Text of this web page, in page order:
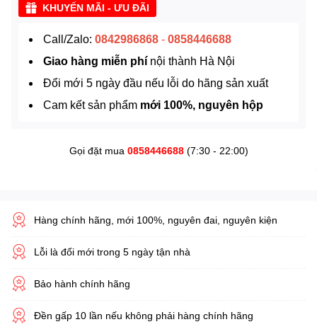
KHUYẾN MÃI - ƯU ĐÃI
Call/Zalo: 0842986868 - 0858446688
Giao hàng miễn phí nội thành Hà Nội
Đổi mới 5 ngày đầu nếu lỗi do hãng sản xuất
Cam kết sản phẩm mới 100%, nguyên hộp
Gọi đặt mua 0858446688(7:30 - 22:00)
Hàng chính hãng, mới 100%, nguyên đai, nguyên kiện
Lỗi là đổi mới trong 5 ngày tận nhà
Bảo hành chính hãng
Đền gấp 10 lần nếu không phải hàng chính hãng